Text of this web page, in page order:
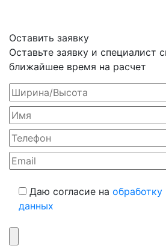
Оставить заявку
Оставьте заявку и специалист
ближайшее время на расчет
Даю согласие на обработку
данных